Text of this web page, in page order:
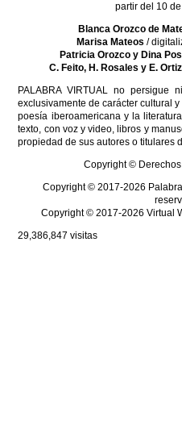
partir del 10
Blanca Orozco de
Marisa Mateos /
Patricia Orozco y Dina
C. Feito, H. Rosales y E.
PALABRA VIRTUAL no
exclusivamente de carácter cultural
poesía iberoamericana y la
texto, con voz y video, libros y
propiedad de sus autores o titulares
Copyright ©
Copyright © 2017-2026
Copyright © 2017-2026 Virtual
29,386,847 visitas